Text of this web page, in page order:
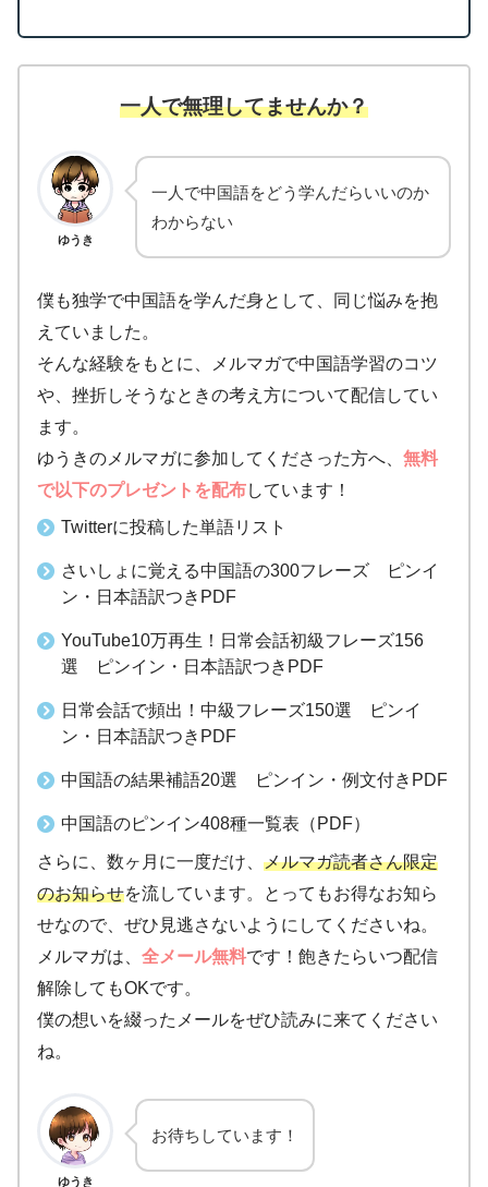
一人で無理してませんか？
ゆうき
一人で中国語をどう学んだらいいのか
わからない
僕も独学で中国語を学んだ身として、同じ悩みを抱
えていました。
そんな経験をもとに、メルマガで中国語学習のコツ
や、挫折しそうなときの考え方について配信してい
ます。
ゆうきのメルマガに参加してくださった方へ、 無料
で以下のプレゼントを配布しています！
Twitterに投稿した単語リスト
さいしょに覚える中国語の300フレーズ ピンイ
ン・日本語訳つきPDF
YouTube10万再生！日常会話初級フレーズ156
選 ピンイン・日本語訳つきPDF
日常会話で頻出！中級フレーズ150選 ピンイ
ン・日本語訳つきPDF
中国語の結果補語20選 ピンイン・例文付きPDF
中国語のピンイン408種一覧表（PDF）
さらに、数ヶ月に一度だけ、 メルマガ読者さん限定
のお知らせを流しています。とってもお得なお知ら
せなので、ぜひ見逃さないようにしてくださいね。
メルマガは、 全メール無料です！飽きたらいつ配信
解除してもOKです。
僕の想いを綴ったメールをぜひ読みに来てください
ね。
ゆうき
お待ちしています！